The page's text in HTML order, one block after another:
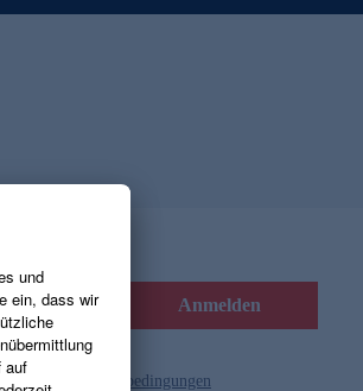
Anmelden
und die Gutscheinbedingungen